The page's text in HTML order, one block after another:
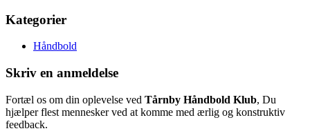
Kategorier
Håndbold
Skriv en anmeldelse
Fortæl os om din oplevelse ved Tårnby Håndbold Klub, Du
hjælper flest mennesker ved at komme med ærlig og konstruktiv
feedback.